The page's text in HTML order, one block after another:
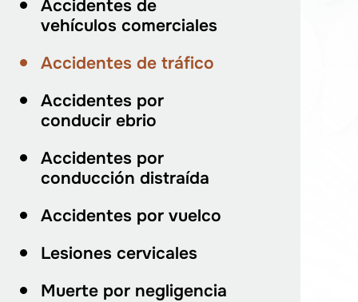
Accidentes de
vehículos comerciales
Accidentes de tráfico
Accidentes por
conducir ebrio
Accidentes por
conducción distraída
Accidentes por vuelco
Lesiones cervicales
Muerte por negligencia